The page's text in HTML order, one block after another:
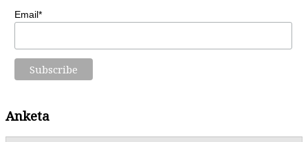
Email*
Anketa